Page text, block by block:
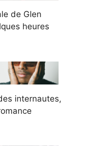
de Glen
heures
internautes,